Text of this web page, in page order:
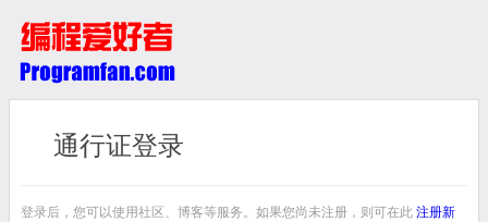
通行证登录
登录后，您可以使用社区、博客等服务。如果您尚未注册，则可在此 注册新